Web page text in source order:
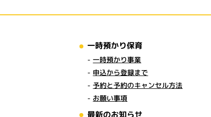
一時預かり保育
一時預かり事業
申込から登録まで
予約と予約のキャンセル方法
お願い事項
最新のお知らせ